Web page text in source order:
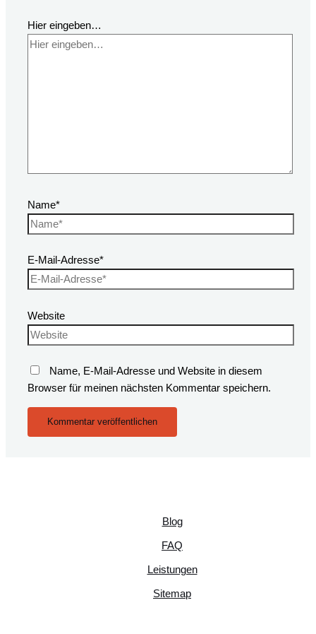
Hier eingeben…
Name*
E-Mail-Adresse*
Website
Name, E-Mail-Adresse und Website in diesem
Browser für meinen nächsten Kommentar speichern.
Blog
FAQ
Leistungen
Sitemap